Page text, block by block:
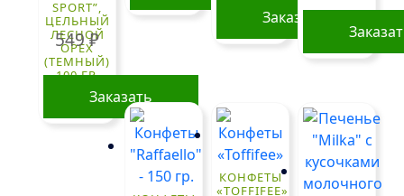
SPORT”,
ЦЕЛЬНЫЙ
ЛЕСНОЙ
ОРЕХ
(ТЕМНЫЙ)
100 ГР.
549₽
Заказать
Заказать
КОНФЕТЫ
«TOFFIFEE»